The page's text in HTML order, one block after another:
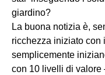
giardino?
La buona notizia è,
ricchezza iniziato con
semplicemente
con 10 livelli di valore